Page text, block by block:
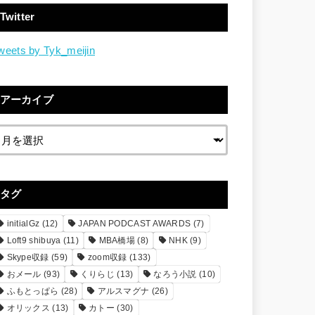
Twitter
by Tyk_meijin
アーカイブ
タグ
initialGz (12) JAPAN PODCAST AWARDS (7)
Loft9 shibuya (11) MBA橋場 (8) NHK (9)
Skype収録 (59) zoom収録 (133)
おメール (93) くりらじ (13) なろう小説 (10)
ふもとっぱら (28) アルスマグナ (26)
オリックス (13) カトー (30)